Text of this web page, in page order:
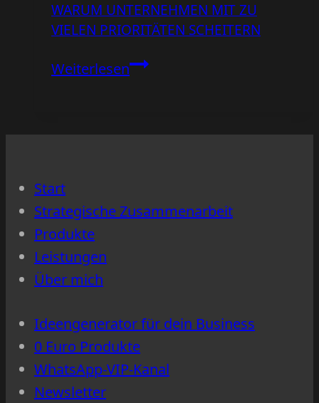
dir
das
Leben
unnötig
WARUM UNTERNEHMEN MIT ZU
VIELEN PRIORITÄTEN SCHEITERN
WeiterlesenWarum
zu
Start
Strategische Zusammenarbeit
Produkte
Leistungen
Über mich
Ideengenerator für dein Business
0 Euro Produkte
WhatsApp-VIP-Kanal
Newsletter